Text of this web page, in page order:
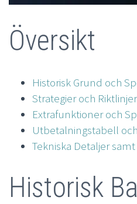
Översikt
Historisk Grund och
Strategier och
Extrafunktioner och
Utbetalningstabell
Tekniska Detaljer
Historisk